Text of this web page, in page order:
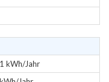
kWh/Jahr